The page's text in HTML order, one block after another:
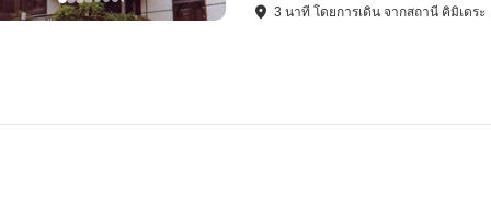
3 นาที โดยการเดิน จากสถานี คิมิเดระ